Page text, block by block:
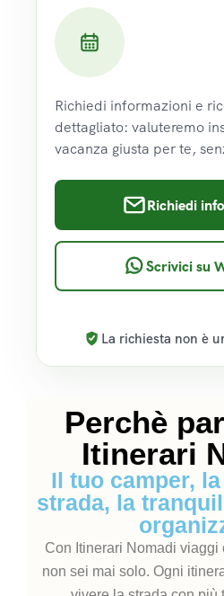
Richiedi informazioni e
dettagliato: valuteremo
vacanza giusta per te,
Richiedi
Scrivici su
La richiesta non è
Perchè
Itinerari
Il tuo camper,
strada, la
Con Itinerari Nomadi viaggi
non sei mai solo. Ogni